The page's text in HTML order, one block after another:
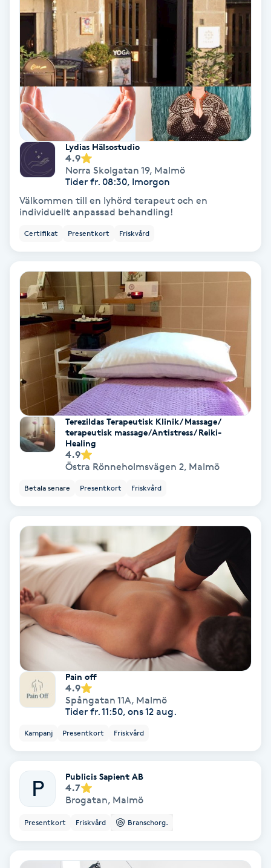
Keratinbehandling
Kinesiologi
Kinesisk medicin
Kiropraktik
Klangmassage
Koppningsmassage
Kosmetisk tatuering
Kostrådgivning
Kroppsinpackning
Kroppspeeling
Käkledsbehandling
Laserbehandling
Lashlift Keratin
LED-ljusterapi
LPG
LPG-behandling
Luggklippning
Lydias Hälsostudio
4.9
Norra Skolgatan 19, Malmö
Tider fr. 08:30, Imorgon
Välkommen till en lyhörd terapeut och en
individuellt anpassad behandling!
Certifikat Presentkort Friskvård
Terezildas Terapeutisk Klinik/ Massage/
terapeutisk massage/Antistress/ Reiki-
Healing
4.9
Östra Rönneholmsvägen 2, Malmö
Betala senare Presentkort Friskvård
Pain off
4.9
Spångatan 11A, Malmö
Tider fr. 11:50, ons 12 aug.
Kampanj Presentkort Friskvård
P Publicis Sapient AB
4.7
Brogatan, Malmö
Presentkort Friskvård Branschorg.